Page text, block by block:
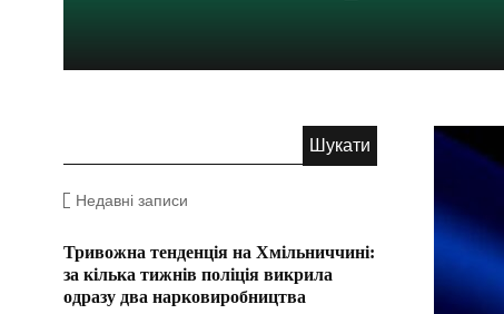
Недавні записи
Тривожна тенденція на Хмільниччині:
за кілька тижнів поліція викрила
одразу два нарковиробництва